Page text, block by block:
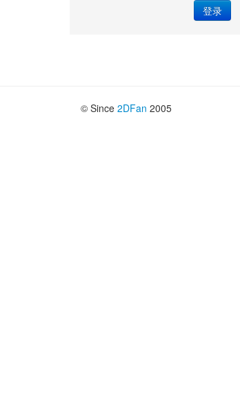
登录
© Since 2DFan 2005